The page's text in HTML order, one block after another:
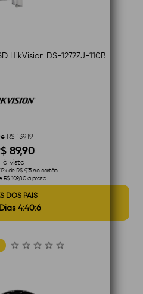
HikVision DS-1272ZJ-110B
R$ 139,19
89,90
à vista
de R$ 9,15 no cartão
R$ 109,80 à prazo
DOS PAIS
4:40:5